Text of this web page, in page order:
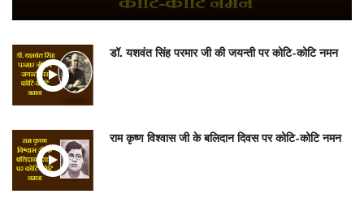
डॉ. यशवंत सिंह परमार जी की जयन्ती पर कोटि-कोटि नमन
राम कृष्ण विश्वास जी के बलिदान दिवस पर कोटि-कोटि नमन